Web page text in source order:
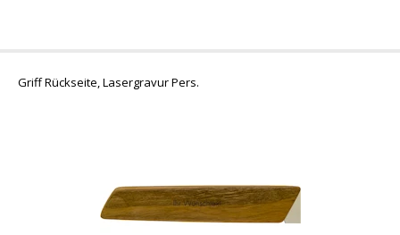
Griff Rückseite, Lasergravur Pers.